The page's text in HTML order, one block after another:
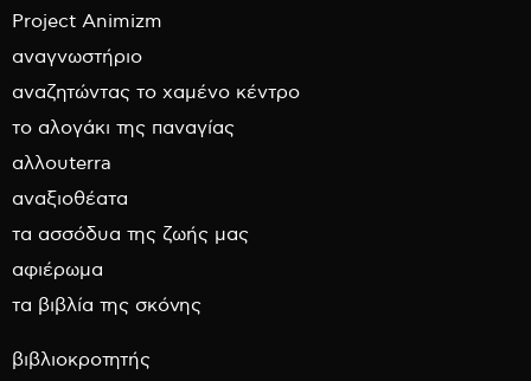
Project Animizm
αναγνωστήριο
αναζητώντας το χαμένο κέντρο
το αλογάκι της παναγίας
αλλουterra
αναξιοθέατα
τα ασσόδυα της ζωής μας
αφιέρωμα
τα βιβλία της σκόνης
βιβλιοκροτητής